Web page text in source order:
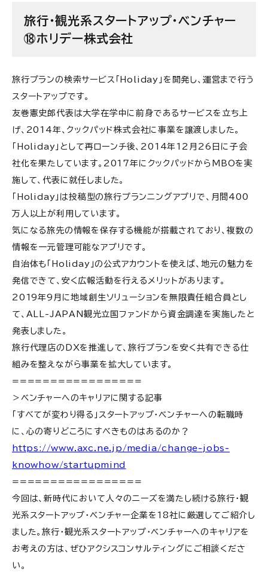
旅行・観光系スタートアップ・ベンチャー
⑱ホリデー株式会社
旅行プランの検索サービス「Holiday」を開発し、運営まで行う
スタートアップです。
友巻憲史郎代表は大学在学中に前身であるサービスを立ち上
げ、2014年、クックパッド株式会社に事業を譲渡しました。
「Holiday」として再ローンチ後、2014年12月26日に子会
社化を果たしています。2017年にクックパッドからMBOを実
施して、代表に就任しました。
「Holiday」は投稿型の旅行プランニングアプリで、月間400
万人以上が利用しています。
気になる旅先の情報を保存する機能が搭載されており、複数の
情報を一元管理可能なアプリです。
自治体も「Holiday」の公式アカウントを使えば、地元の魅力を
発信できて、安く広報活動を行えるメリットがあります。
2019年9月に地域創生ソリューションを無限責任組合員とし
て、ALL-JAPAN観光立国ファンドから資金調達を実施したと
発表しました。
旅行代理店のDXを推進して、旅行プランを安く共有できる仕
組みを整えながら事業を拡大しています。
=================
＞ベンチャーへのキャリアに関する記事
「すべてが変わり得る」スタートアップ・ベンチャーへの転職時
に、心の寄りどころにすべきものはあるのか？
https://www.axc.ne.jp/media/change-jobs-
knowhow/startupmind
=================
今回は、新時代において人々のニーズを満たし続ける旅行・観
光系スタートアップ・ベンチャー企業を18社に厳選してご紹介し
ました。旅行・観光系スタートアップ・ベンチャーへのキャリアを
お考えの方は、ぜひアクシスコンサルティングにご相談くださ
い。